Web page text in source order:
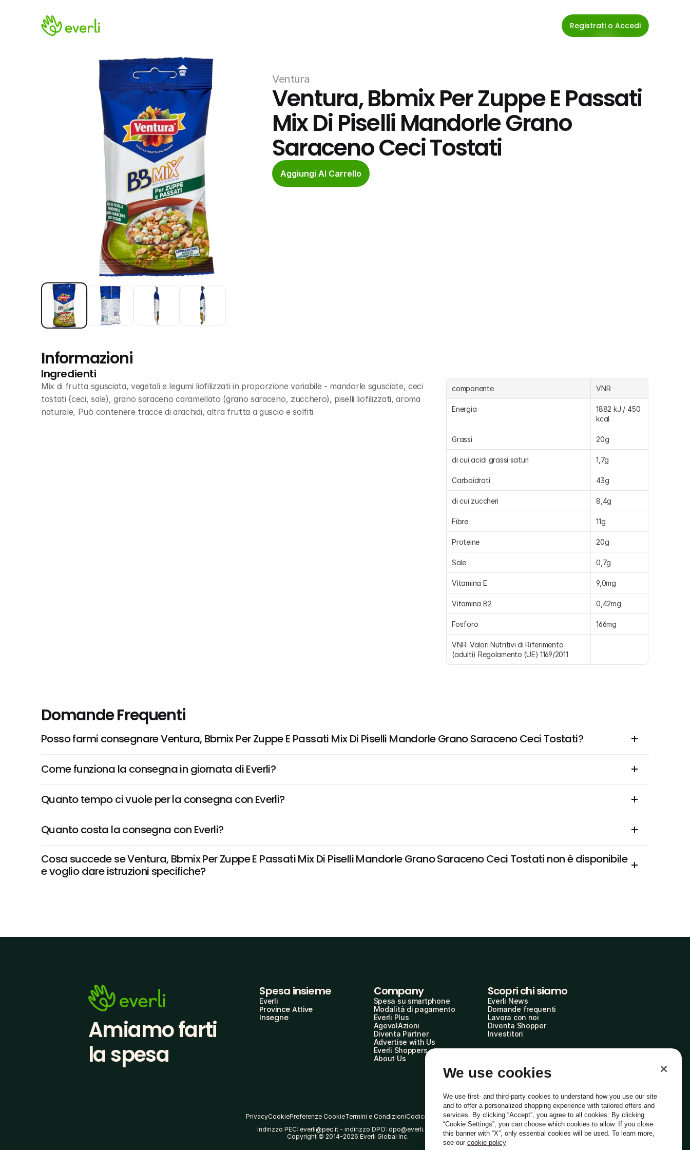
Registrati o Accedi
Ventura
Ventura, Bbmix Per Zuppe E Passati
Mix Di Piselli Mandorle Grano
Saraceno Ceci Tostati
Aggiungi Al Carrello
Informazioni
Ingredienti
Mix di frutta sgusciata, vegetali e legumi liofilizzati in proporzione variabile - mandorle sgusciate, ceci
tostati (ceci, sale), grano saraceno caramellato (grano saraceno, zucchero), piselli liofilizzati, aroma
naturale, Può contenere tracce di arachidi, altra frutta a guscio e solfiti
componente VNR
Energia
1882 kJ / 450
kcal
Grassi 20g
di cui acidi grassi saturi 1,7g
Carboidrati 43g
di cui zuccheri 8,4g
Fibre 11g
Proteine 20g
Sale 0,7g
Vitamina E 9,0mg
Vitamina B2 0,42mg
Fosforo 166mg
VNR: Valori Nutritivi di Riferimento
(adulti) Regolamento (UE) 1169/2011
Domande Frequenti
Posso farmi consegnare Ventura, Bbmix Per Zuppe E Passati Mix Di Piselli Mandorle Grano Saraceno Ceci Tostati?
Come funziona la consegna in giornata di Everli?
Quanto tempo ci vuole per la consegna con Everli?
Quanto costa la consegna con Everli?
Cosa succede se Ventura, Bbmix Per Zuppe E Passati Mix Di Piselli Mandorle Grano Saraceno Ceci Tostati non è disponibile
e voglio dare istruzioni specifiche?
Amiamo farti
la spesa
Spesa insieme
Everli
Province Attive
Insegne
Company
Spesa su smartphone
Modalità di pagamento
Everli Plus
AgevolAzioni
Diventa Partner
Advertise with Us
Everli Shoppers
About Us
Scopri chi siamo
Everli News
Domande frequenti
Lavora con noi
Diventa Shopper
Investitori
PrivacyCookiePreferenze CookieTermini e CondizioniCodice Etico
Indirizzo PEC: everli@pec.it - indirizzo DPO: dpo@everli.com
Copyright © 2014-2026 Everli Global Inc.
Italiano
We use cookies
We use first- and third-party cookies to understand how you use our site
and to offer a personalized shopping experience with tailored offers and
services. By clicking “Accept”, you agree to all cookies. By clicking
“Cookie Settings”, you can choose which cookies to allow. If you close
this banner with “X”, only essential cookies will be used. To learn more,
see our cookie policy